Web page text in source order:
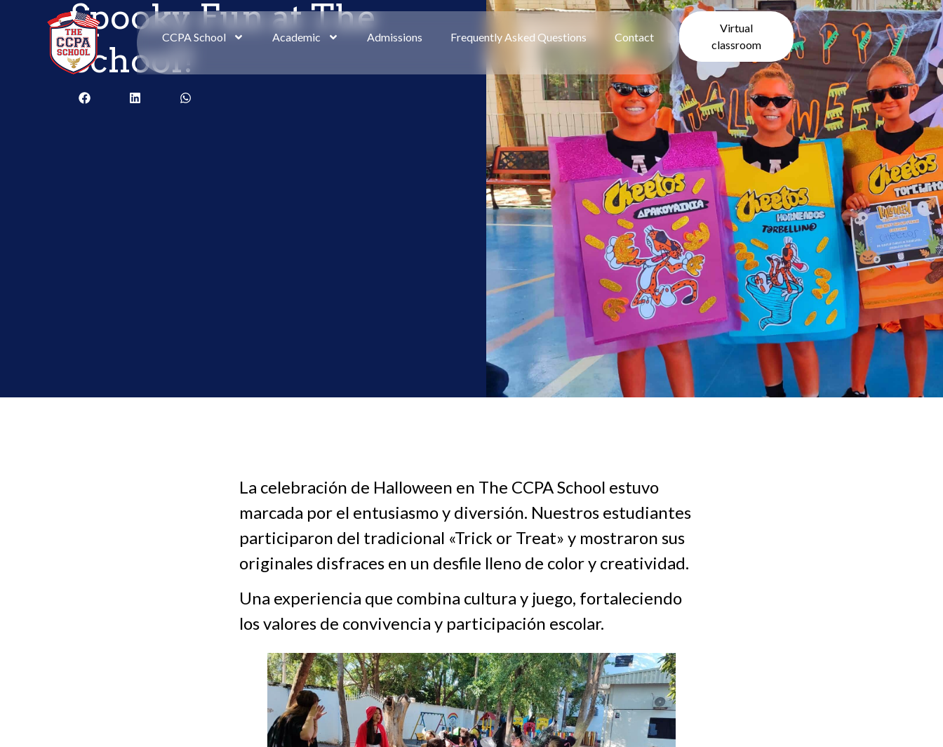
CCPA School Academic Admissions Frequently Asked Questions Contact
Virtual
classroom
Spooky Fun at The
School!
La celebración de Halloween en The CCPA School estuvo
marcada por el entusiasmo y diversión. Nuestros estudiantes
participaron del tradicional «Trick or Treat» y mostraron sus
originales disfraces en un desfile lleno de color y creatividad.
Una experiencia que combina cultura y juego, fortaleciendo
los valores de convivencia y participación escolar.